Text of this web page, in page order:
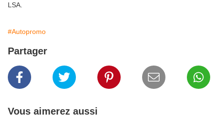
LSA.
#Autopromo
Partager
Vous aimerez aussi